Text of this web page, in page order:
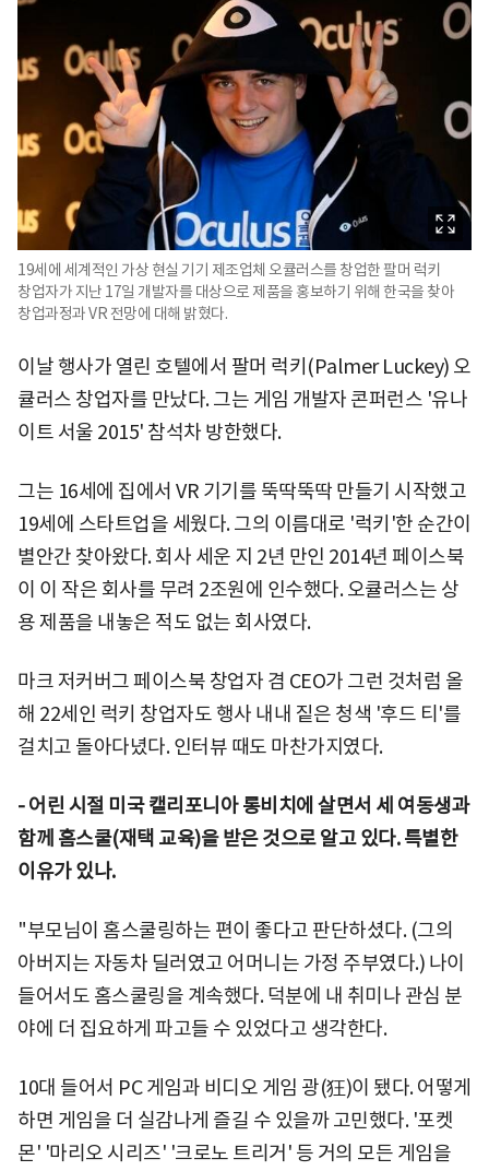
19세에 세계적인 가상 현실 기기 제조업체 오큘러스를 창업한 팔머 럭키
창업자가 지난 17일 개발자를 대상으로 제품을 홍보하기 위해 한국을 찾아
창업과정과 VR 전망에 대해 밝혔다.
이날 행사가 열린 호텔에서 팔머 럭키(Palmer Luckey) 오
큘러스 창업자를 만났다. 그는 게임 개발자 콘퍼런스 '유나
이트 서울 2015' 참석차 방한했다.
그는 16세에 집에서 VR 기기를 뚝딱뚝딱 만들기 시작했고
19세에 스타트업을 세웠다. 그의 이름대로 '럭키'한 순간이
별안간 찾아왔다. 회사 세운 지 2년 만인 2014년 페이스북
이 이 작은 회사를 무려 2조원에 인수했다. 오큘러스는 상
용 제품을 내놓은 적도 없는 회사였다.
마크 저커버그 페이스북 창업자 겸 CEO가 그런 것처럼 올
해 22세인 럭키 창업자도 행사 내내 짙은 청색 '후드 티'를
걸치고 돌아다녔다. 인터뷰 때도 마찬가지였다.
- 어린 시절 미국 캘리포니아 롱비치에 살면서 세 여동생과
함께 홈스쿨(재택 교육)을 받은 것으로 알고 있다. 특별한
이유가 있나.
"부모님이 홈스쿨링하는 편이 좋다고 판단하셨다. (그의
아버지는 자동차 딜러였고 어머니는 가정 주부였다.) 나이
들어서도 홈스쿨링을 계속했다. 덕분에 내 취미나 관심 분
야에 더 집요하게 파고들 수 있었다고 생각한다.
10대 들어서 PC 게임과 비디오 게임 광(狂)이 됐다. 어떻게
하면 게임을 더 실감나게 즐길 수 있을까 고민했다. '포켓
몬' '마리오 시리즈' '크로노 트리거' 등 거의 모든 게임을